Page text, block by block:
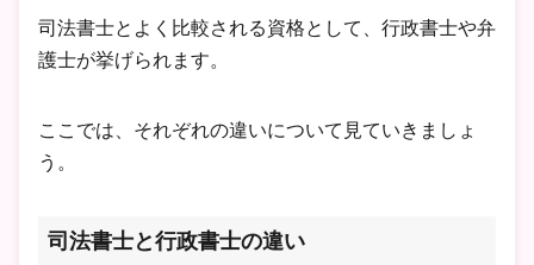
司法書士とよく比較される資格として、行政書士や弁
護士が挙げられます。
ここでは、それぞれの違いについて見ていきましょ
う。
司法書士と行政書士の違い